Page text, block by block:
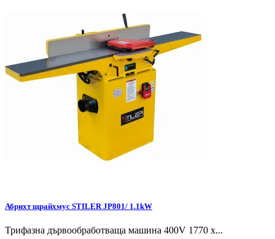
Абрихт щрайхмус STILER JP801/ 1.1kW
Трифазна дървообработваща машина 400V 1770 x...